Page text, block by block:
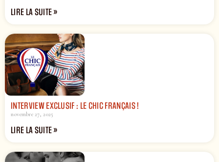
LIRE LA SUITE »
INTERVIEW EXCLUSIF : LE CHIC FRANÇAIS !
novembre 27, 2025
LIRE LA SUITE »